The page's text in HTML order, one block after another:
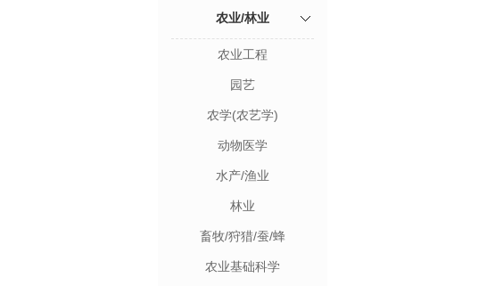
农业/林业
农业工程
园艺
农学(农艺学)
动物医学
水产/渔业
林业
畜牧/狩猎/蚕/蜂
农业基础科学